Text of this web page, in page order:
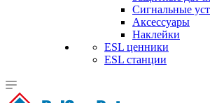
Сигнальные
Аксессуары
Наклейки
ESL ценники
ESL станции